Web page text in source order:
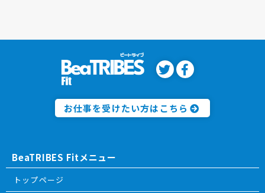
お仕事を受けたい方はこちら
BeaTRIBES Fitメニュー
トップページ